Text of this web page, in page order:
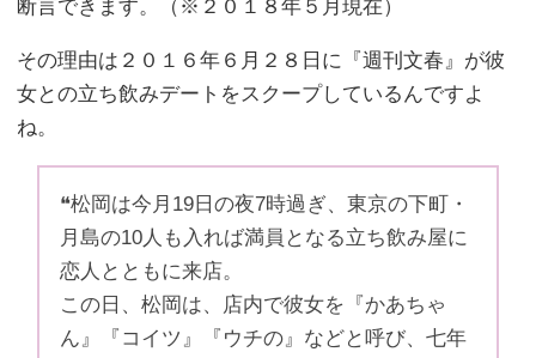
断言できます。（※２０１８年５月現在）
その理由は２０１６年６月２８日に『週刊文春』が彼
女との立ち飲みデートをスクープしているんですよ
ね。
❝松岡は今月19日の夜7時過ぎ、東京の下町・
月島の10人も入れば満員となる立ち飲み屋に
恋人とともに来店。
この日、松岡は、店内で彼女を『かあちゃ
ん』『コイツ』『ウチの』などと呼び、七年